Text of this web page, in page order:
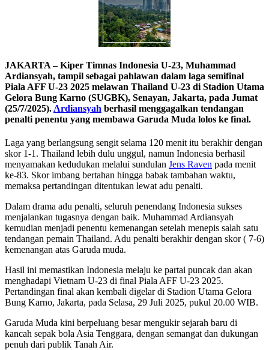
JAKARTA – Kiper Timnas Indonesia U-23, Muhammad
Ardiansyah, tampil sebagai pahlawan dalam laga semifinal
Piala AFF U-23 2025 melawan Thailand U-23 di Stadion Utama
Gelora Bung Karno (SUGBK), Senayan, Jakarta, pada Jumat
(25/7/2025). Ardiansyah berhasil menggagalkan tendangan
penalti penentu yang membawa Garuda Muda lolos ke final.
Laga yang berlangsung sengit selama 120 menit itu berakhir dengan
skor 1-1. Thailand lebih dulu unggul, namun Indonesia berhasil
menyamakan kedudukan melalui sundulan Jens Raven pada menit
ke-83. Skor imbang bertahan hingga babak tambahan waktu,
memaksa pertandingan ditentukan lewat adu penalti.
Dalam drama adu penalti, seluruh penendang Indonesia sukses
menjalankan tugasnya dengan baik. Muhammad Ardiansyah
kemudian menjadi penentu kemenangan setelah menepis salah satu
tendangan pemain Thailand. Adu penalti berakhir dengan skor ( 7-6)
kemenangan atas Garuda muda.
Hasil ini memastikan Indonesia melaju ke partai puncak dan akan
menghadapi Vietnam U-23 di final Piala AFF U-23 2025.
Pertandingan final akan kembali digelar di Stadion Utama Gelora
Bung Karno, Jakarta, pada Selasa, 29 Juli 2025, pukul 20.00 WIB.
Garuda Muda kini berpeluang besar mengukir sejarah baru di
kancah sepak bola Asia Tenggara, dengan semangat dan dukungan
penuh dari publik Tanah Air.